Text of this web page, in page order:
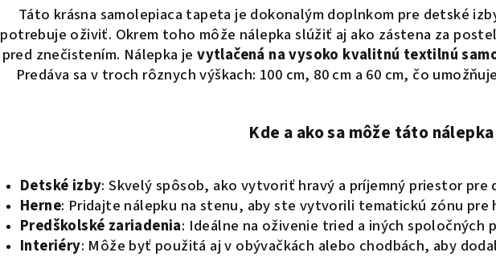
Táto krásna samolepiaca tapeta je dokonalým doplnkom pre detské
potrebuje oživiť. Okrem toho môže nálepka slúžiť aj ako zástena za
pred znečistením. Nálepka jevytlačená na vysoko kvalitnú textilnú
Predáva sa v troch rôznych výškach: 100 cm, 80 cm a 60 cm, čo
Kde a ako sa môže táto
Detské izby: Skvelý spôsob, ako vytvoriť hravý a príjemný priestor pre
Herne: Pridajte nálepku na stenu, aby ste vytvorili tematickú zónu pre
Predškolské zariadenia: Ideálne na oživenie tried a iných spoločných
Interiéry: Môže byť použitá aj v obývačkách alebo chodbách, aby